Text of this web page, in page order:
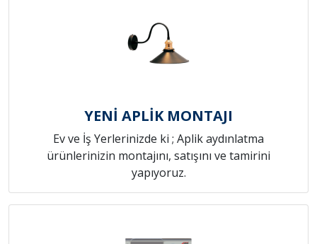
YENİ APLİK MONTAJI
Ev ve İş Yerlerinizde ki ; Aplik aydınlatma
ürünlerinizin montajını, satışını ve tamirini
yapıyoruz.